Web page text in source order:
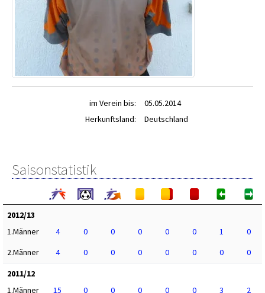
im Verein bis:
05.05.2014
Herkunftsland:
Deutschland
Saisonstatistik
2012/13
1.Männer
4 0 0 0 0 0 1
0
2.Männer
4 0 0 0 0 0 0
0
2011/12
1.Männer
15 0 0 0 0 0 3
2